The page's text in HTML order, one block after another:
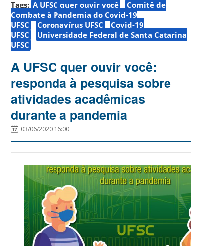
Tags: A UFSC quer ouvir você
Comitê de
Combate à Pandemia do Covid-19
UFSC
Coronavírus UFSC
Covid-19
UFSC
Universidade Federal de Santa Catarina
UFSC
A UFSC quer ouvir você:
responda à pesquisa sobre
atividades acadêmicas
durante a pandemia
03/06/2020 16:00